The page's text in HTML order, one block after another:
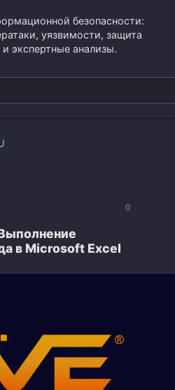
безопасности:
уязвимости, защита
экспертные анализы.
0
в Microsoft Excel